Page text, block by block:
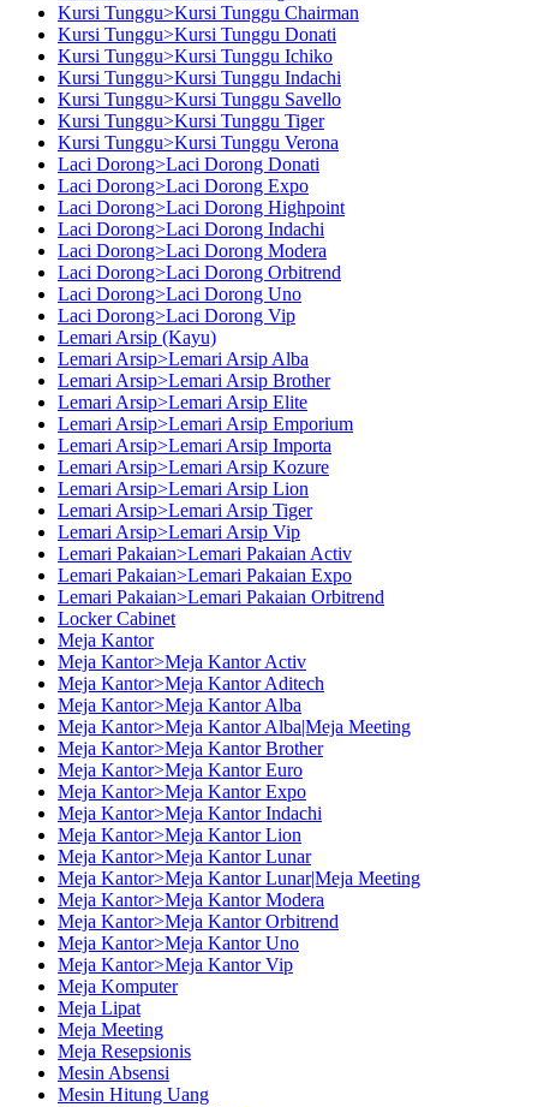
Kursi Tunggu>Kursi Tunggu Chairman
Kursi Tunggu>Kursi Tunggu Donati
Kursi Tunggu>Kursi Tunggu Ichiko
Kursi Tunggu>Kursi Tunggu Indachi
Kursi Tunggu>Kursi Tunggu Savello
Kursi Tunggu>Kursi Tunggu Tiger
Kursi Tunggu>Kursi Tunggu Verona
Laci Dorong>Laci Dorong Donati
Laci Dorong>Laci Dorong Expo
Laci Dorong>Laci Dorong Highpoint
Laci Dorong>Laci Dorong Indachi
Laci Dorong>Laci Dorong Modera
Laci Dorong>Laci Dorong Orbitrend
Laci Dorong>Laci Dorong Uno
Laci Dorong>Laci Dorong Vip
Lemari Arsip (Kayu)
Lemari Arsip>Lemari Arsip Alba
Lemari Arsip>Lemari Arsip Brother
Lemari Arsip>Lemari Arsip Elite
Lemari Arsip>Lemari Arsip Emporium
Lemari Arsip>Lemari Arsip Importa
Lemari Arsip>Lemari Arsip Kozure
Lemari Arsip>Lemari Arsip Lion
Lemari Arsip>Lemari Arsip Tiger
Lemari Arsip>Lemari Arsip Vip
Lemari Pakaian>Lemari Pakaian Activ
Lemari Pakaian>Lemari Pakaian Expo
Lemari Pakaian>Lemari Pakaian Orbitrend
Locker Cabinet
Meja Kantor
Meja Kantor>Meja Kantor Activ
Meja Kantor>Meja Kantor Aditech
Meja Kantor>Meja Kantor Alba
Meja Kantor>Meja Kantor Alba|Meja Meeting
Meja Kantor>Meja Kantor Brother
Meja Kantor>Meja Kantor Euro
Meja Kantor>Meja Kantor Expo
Meja Kantor>Meja Kantor Indachi
Meja Kantor>Meja Kantor Lion
Meja Kantor>Meja Kantor Lunar
Meja Kantor>Meja Kantor Lunar|Meja Meeting
Meja Kantor>Meja Kantor Modera
Meja Kantor>Meja Kantor Orbitrend
Meja Kantor>Meja Kantor Uno
Meja Kantor>Meja Kantor Vip
Meja Komputer
Meja Lipat
Meja Meeting
Meja Resepsionis
Mesin Absensi
Mesin Hitung Uang